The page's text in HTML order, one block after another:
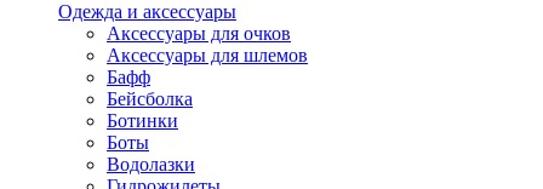
Одежда и аксессуары
Аксессуары для очков
Аксессуары для шлемов
Бафф
Бейсболка
Ботинки
Боты
Водолазки